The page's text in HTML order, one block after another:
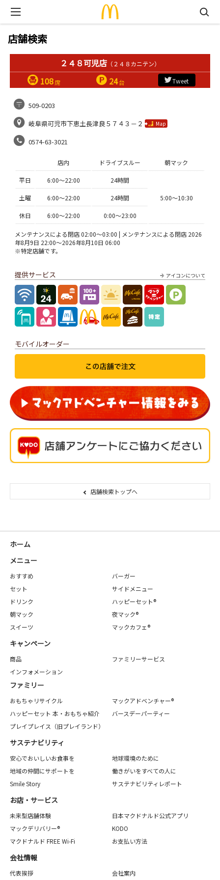
店舗検索
２４８可児店 （２４８カニテン）
108 席 24台 Tweet
509-0203
岐阜県可児市下恵土長津良５７４３－２
Map
0574-63-3021
店内 ドライブスルー 朝マック
平日 6:00〜22:00 24時間
5:00〜10:30
土曜 6:00〜22:00 24時間
休日 6:00〜22:00 0:00〜23:00
メンテナンスによる閉店 02:00～03:00 | メンテナンスによる閉店 2026
年8月9日 22:00～2026年8月10日 06:00
※特定店舗です。
アイコンについて
提供サービス
モバイルオーダー
店舗検索トップへ
ホーム
メニュー
おすすめ
バーガー
セット
サイドメニュー
ドリンク
ハッピーセット®
朝マック
夜マック®
スイーツ
マックカフェ®
キャンペーン
商品
ファミリーサービス
インフォメーション
ファミリー
おもちゃリサイクル
マックアドベンチャー®
ハッピーセット 本・おもちゃ紹介
バースデーパーティー
プレイプレイス（旧プレイランド）
サステナビリティ
安心でおいしいお食事を
地球環境のために
地域の仲間にサポートを
働きがいをすべての人に
Smile Story
サステナビリティレポート
お店・サービス
未来型店舗体験
日本マクドナルド公式アプリ
マックデリバリー®
KODO
マクドナルド FREE Wi-Fi
お支払い方法
会社情報
代表挨拶 会社案内